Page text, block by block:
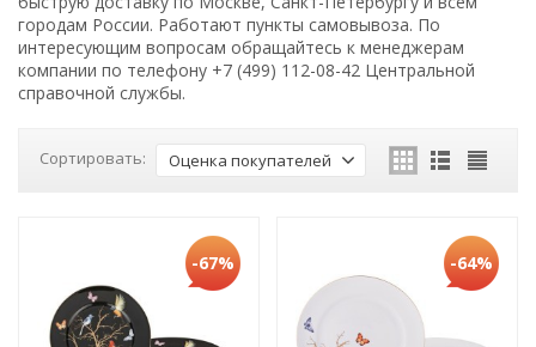
городам России. Работают пункты самовывоза. По
интересующим вопросам обращайтесь к менеджерам
компании по телефону +7 (499) 112-08-42 Центральной
справочной службы.
Сортировать: Оценка покупателей
-67% -64%